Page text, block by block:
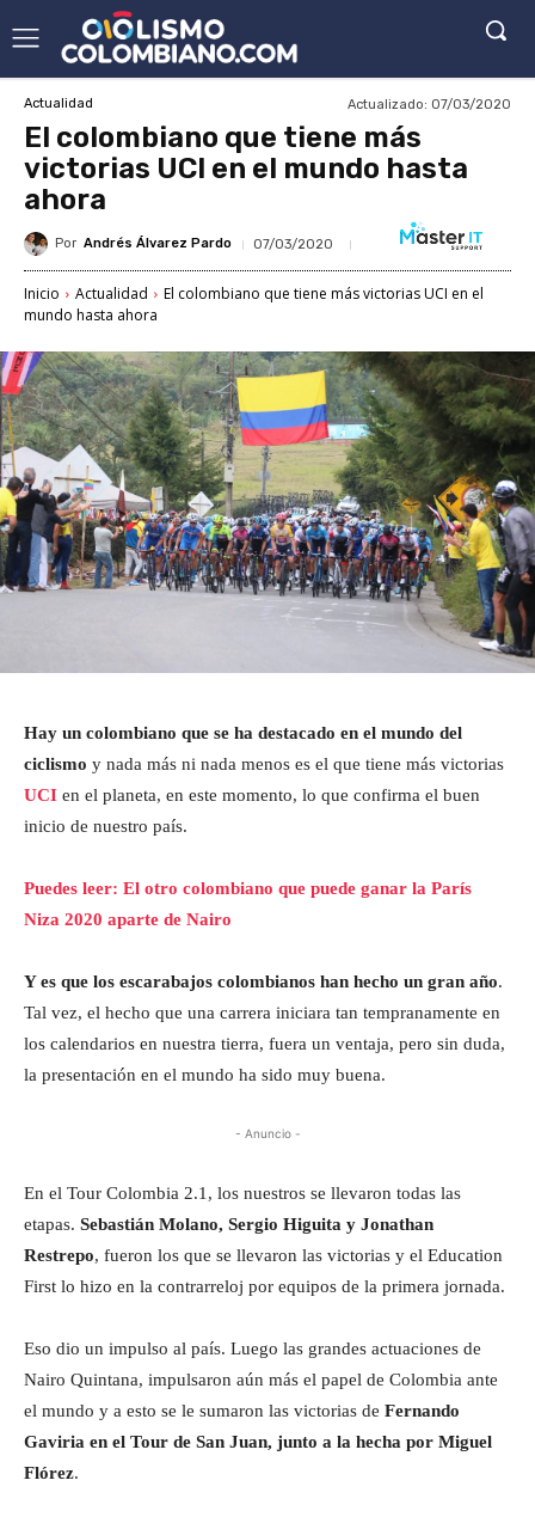
Actualidad Actualizado: 07/03/2020
El colombiano que tiene más
victorias UCI en el mundo hasta
ahora
Por Andrés Álvarez Pardo 07/03/2020
Inicio Actualidad
El colombiano que tiene más victorias UCI en el
mundo hasta ahora
Hay un colombiano que se ha destacado en el mundo del
ciclismo y nada más ni nada menos es el que tiene más victorias
UCI en el planeta, en este momento, lo que confirma el buen
inicio de nuestro país.
Puedes leer: El otro colombiano que puede ganar la París
Niza 2020 aparte de Nairo
Y es que los escarabajos colombianos han hecho un gran año.
Tal vez, el hecho que una carrera iniciara tan tempranamente en
los calendarios en nuestra tierra, fuera un ventaja, pero sin duda,
la presentación en el mundo ha sido muy buena.
- Anuncio -
En el Tour Colombia 2.1, los nuestros se llevaron todas las
etapas. Sebastián Molano, Sergio Higuita y Jonathan
Restrepo, fueron los que se llevaron las victorias y el Education
First lo hizo en la contrarreloj por equipos de la primera jornada.
Eso dio un impulso al país. Luego las grandes actuaciones de
Nairo Quintana, impulsaron aún más el papel de Colombia ante
el mundo y a esto se le sumaron las victorias de Fernando
Gaviria en el Tour de San Juan, junto a la hecha por Miguel
Flórez.